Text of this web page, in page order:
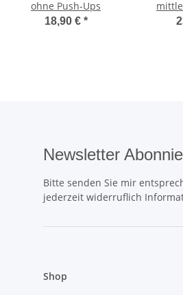
ohne Push-Ups
18,90 € *
Newsletter
Bitte senden Sie mir
jederzeit widerruflich
Shop